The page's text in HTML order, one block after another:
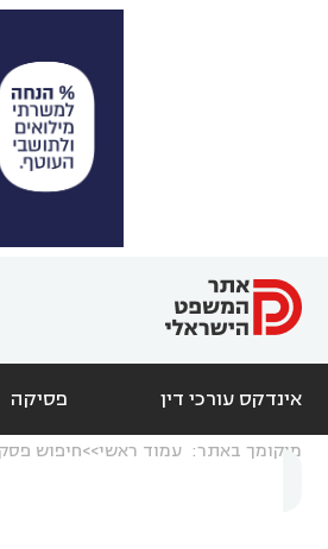
אינדקס עורכי דין פסיקה
מיקומך באתר: עמוד ראשי חיפוש